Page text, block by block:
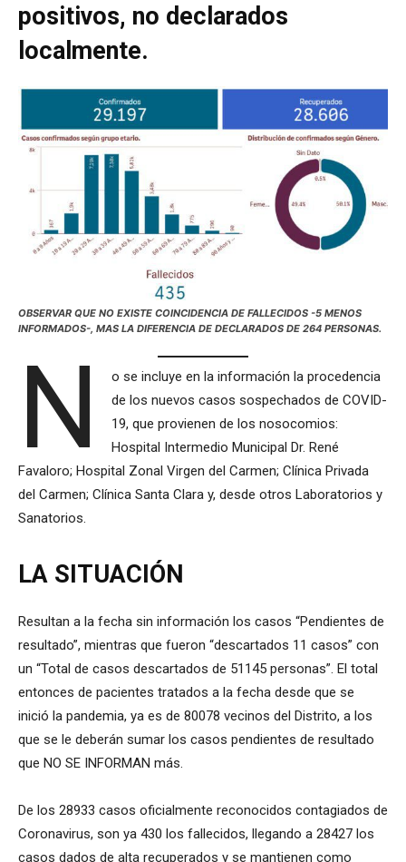
positivos, no declarados
localmente.
OBSERVAR QUE NO EXISTE COINCIDENCIA DE FALLECIDOS -5 MENOS
INFORMADOS-, MAS LA DIFERENCIA DE DECLARADOS DE 264 PERSONAS.
N
o se incluye en la información la procedencia
de los nuevos casos sospechados de COVID-
19, que provienen de los nosocomios:
Hospital Intermedio Municipal Dr. René
Favaloro; Hospital Zonal Virgen del Carmen; Clínica Privada
del Carmen; Clínica Santa Clara y, desde otros Laboratorios y
Sanatorios.
LA SITUACIÓN
Resultan a la fecha sin información los casos “Pendientes de
resultado”, mientras que fueron “descartados 11 casos” con
un “Total de casos descartados de 51145 personas”. El total
entonces de pacientes tratados a la fecha desde que se
inició la pandemia, ya es de 80078 vecinos del Distrito, a los
que se le deberán sumar los casos pendientes de resultado
que NO SE INFORMAN más.
De los 28933 casos oficialmente reconocidos contagiados de
Coronavirus, son ya 430 los fallecidos, llegando a 28427 los
casos dados de alta recuperados y se mantienen como